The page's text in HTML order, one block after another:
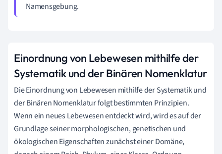
Namensgebung.
Einordnung von Lebewesen mithilfe der
Systematik und der Binären Nomenklatur
Die Einordnung von Lebewesen mithilfe der Systematik und
der Binären Nomenklatur folgt bestimmten Prinzipien.
Wenn ein neues Lebewesen entdeckt wird, wird es auf der
Grundlage seiner morphologischen, genetischen und
ökologischen Eigenschaften zunächst einer Domäne,